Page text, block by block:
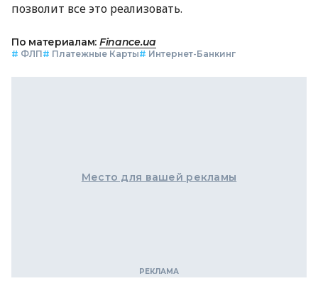
позволит все это реализовать.
По материалам: Finance.ua
# ФЛП# Платежные Карты# Интернет-Банкинг
Место для вашей рекламы